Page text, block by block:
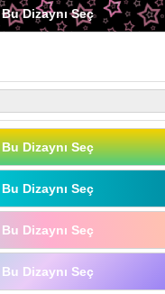
Bu Dizaynı Seç
Bu Dizaynı Seç
Bu Dizaynı Seç
Bu Dizaynı Seç
Bu Dizaynı Seç